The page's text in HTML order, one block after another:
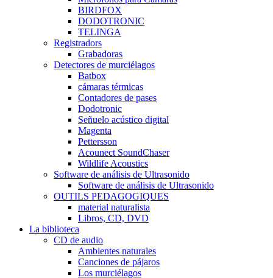
BIRDFOX
DODOTRONIC
TELINGA
Registradors
Grabadoras
Detectores de murciélagos
Batbox
cámaras térmicas
Contadores de pases
Dodotronic
Señuelo acústico digital
Magenta
Pettersson
Acounect SoundChaser
Wildlife Acoustics
Software de análisis de Ultrasonido
Software de análisis de Ultrasonido
OUTILS PEDAGOGIQUES
material naturalista
Libros, CD, DVD
La biblioteca
CD de audio
Ambientes naturales
Canciones de pájaros
Los murciélagos